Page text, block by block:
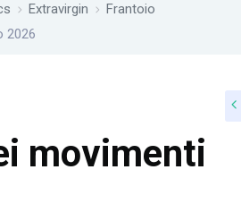
Extravirgin
Frantoio
2026
movimenti